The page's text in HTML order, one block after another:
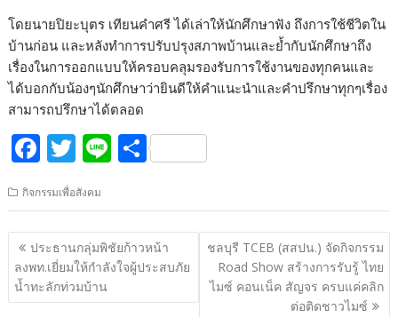
โดยนายปิยะบุตร เทียนคำศรี ได้เล่าให้นักศึกษาฟัง ถึงการใช้ชีวิตใน
บ้านก่อน และหลังทำการปรับปรุงสภาพบ้านและย้ำกับนักศึกษาถึง
เรื่องในการออกแบบให้ครอบคลุมรองรับการใช้งานของทุกคนและ
ได้บอกกับน้องๆนักศึกษาว่ายินดีให้คำแนะนำและคำปรึกษาทุกๆเรื่อง
สามารถปรึกษาได้ตลอด
F
ac
e
b
o
o
T
itt
er
Li
e
S
ar
e
กิจกรรมเพื่อสังคม
แนะแนว
เรื่อง
ประธานกลุ่มพิชัยก้าวหน้า
ลงพท.เยี่ยมให้กำลังใจผู้ประสบภัย
น้ำทะลักท่วมบ้าน
ชลบุรี TCEB (สสปน.) จัดกิจกรรม
Road Show สร้างการรับรู้ ไทย
ไมซ์ คอนเน็ค สัญจร ครบแค่คลิก
ต่อติดชาวไมซ์